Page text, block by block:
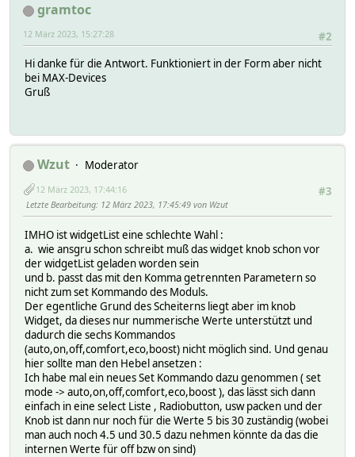
gramtoc
#2
12 März 2023, 15:27:28
Hi danke für die Antwort. Funktioniert in der Form aber nicht
bei MAX-Devices
Gruß
Wzut
Moderator
#3
12 März 2023, 17:44:16
Letzte Bearbeitung: 12 März 2023, 17:45:49 von Wzut
IMHO ist widgetList eine schlechte Wahl :
a. wie ansgru schon schreibt muß das widget knob schon vor
der widgetList geladen worden sein
und b. passt das mit den Komma getrennten Parametern so
nicht zum set Kommando des Moduls.
Der egentliche Grund des Scheiterns liegt aber im knob
Widget, da dieses nur nummerische Werte unterstützt und
dadurch die sechs Kommandos
(auto,on,off,comfort,eco,boost) nicht möglich sind. Und genau
hier sollte man den Hebel ansetzen :
Ich habe mal ein neues Set Kommando dazu genommen ( set
mode -> auto,on,off,comfort,eco,boost ), das lässt sich dann
einfach in eine select Liste , Radiobutton, usw packen und der
Knob ist dann nur noch für die Werte 5 bis 30 zuständig (wobei
man auch noch 4.5 und 30.5 dazu nehmen könnte da das die
internen Werte für off bzw on sind)